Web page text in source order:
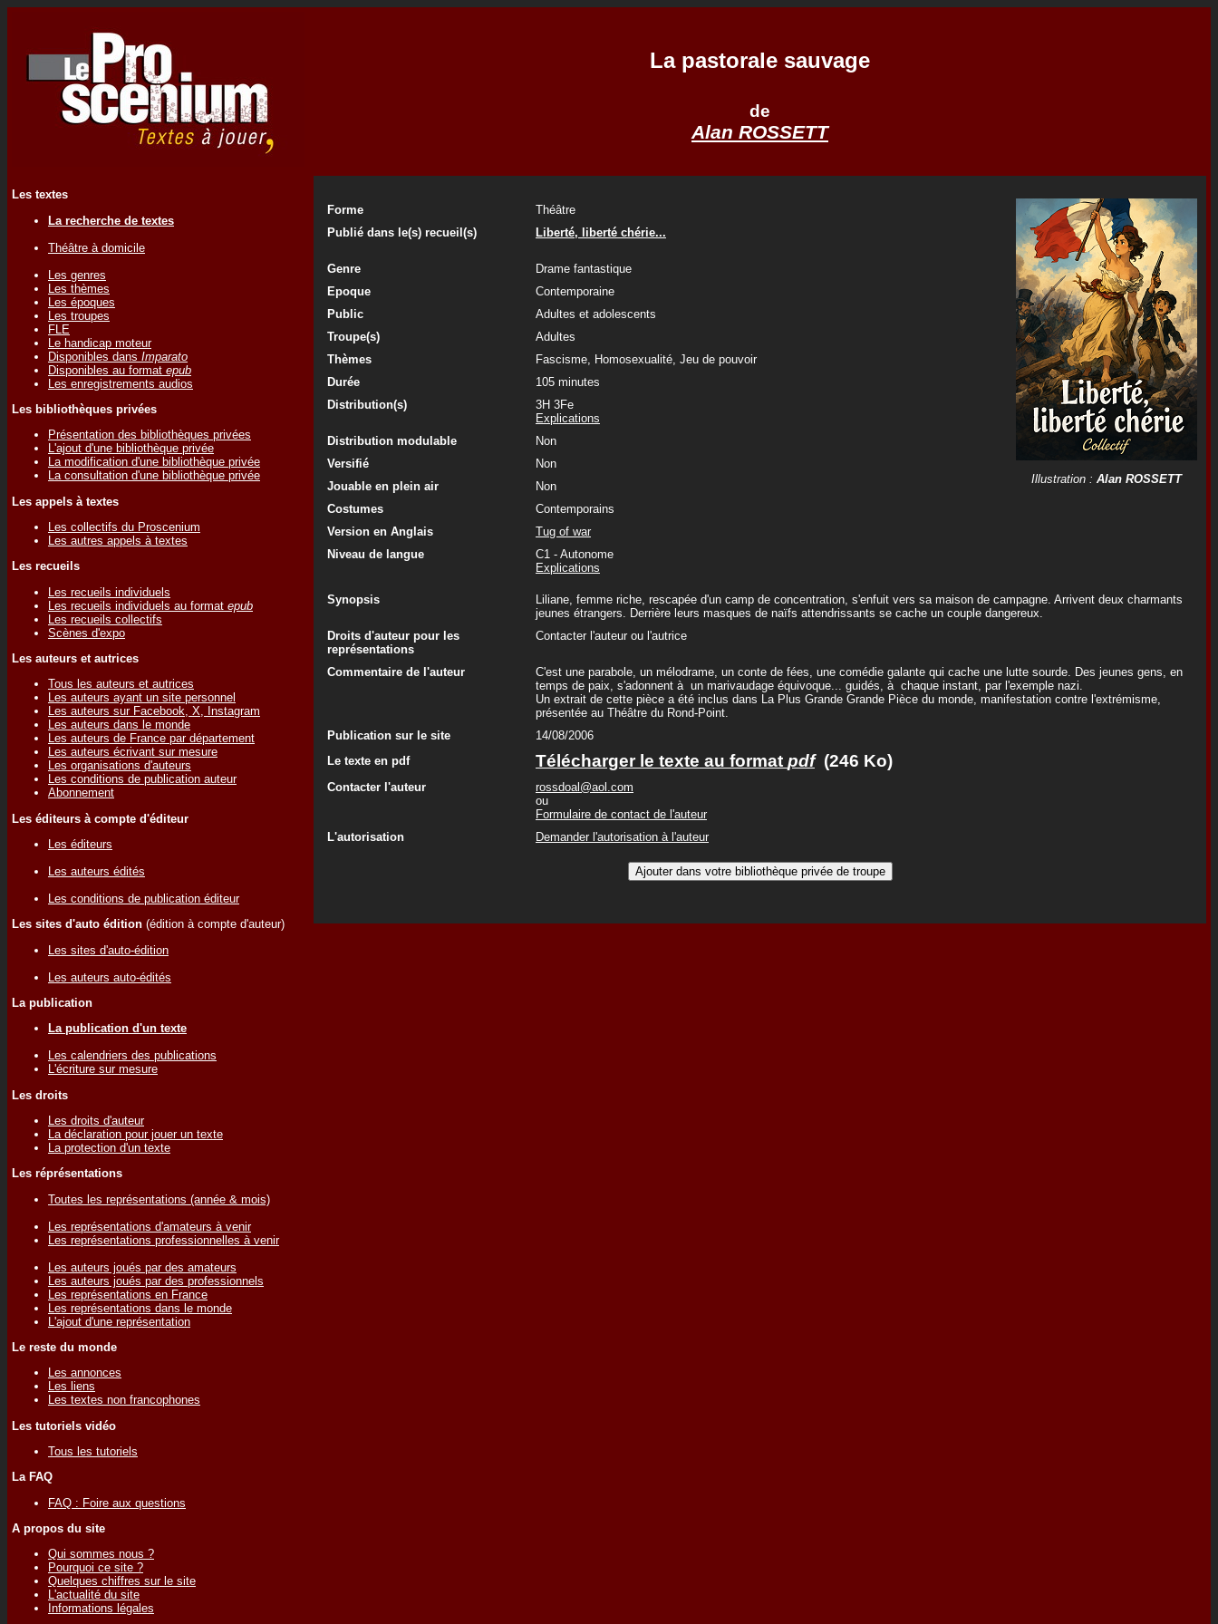
La pastorale sauvage
de
Alan ROSSETT
Les textes
La recherche de textes
Théâtre à domicile
Les genres
Les thèmes
Les époques
Les troupes
FLE
Le handicap moteur
Disponibles dans Imparato
Disponibles au format epub
Les enregistrements audios
Les bibliothèques privées
Présentation des bibliothèques privées
L'ajout d'une bibliothèque privée
La modification d'une bibliothèque privée
La consultation d'une bibliothèque privée
Les appels à textes
Les collectifs du Proscenium
Les autres appels à textes
Les recueils
Les recueils individuels
Les recueils individuels au format epub
Les recueils collectifs
Scènes d'expo
Les auteurs et autrices
Tous les auteurs et autrices
Les auteurs ayant un site personnel
Les auteurs sur Facebook, X, Instagram
Les auteurs dans le monde
Les auteurs de France par département
Les auteurs écrivant sur mesure
Les organisations d'auteurs
Les conditions de publication auteur
Abonnement
Les éditeurs à compte d'éditeur
Les éditeurs
Les auteurs édités
Les conditions de publication éditeur
Les sites d'auto édition (édition à compte d'auteur)
Les sites d'auto-édition
Les auteurs auto-édités
La publication
La publication d'un texte
Les calendriers des publications
L'écriture sur mesure
Les droits
Les droits d'auteur
La déclaration pour jouer un texte
La protection d'un texte
Les réprésentations
Toutes les représentations (année & mois)
Les représentations d'amateurs à venir
Les représentations professionnelles à venir
Les auteurs joués par des amateurs
Les auteurs joués par des professionnels
Les représentations en France
Les représentations dans le monde
L'ajout d'une représentation
Le reste du monde
Les annonces
Les liens
Les textes non francophones
Les tutoriels vidéo
Tous les tutoriels
La FAQ
FAQ : Foire aux questions
A propos du site
Qui sommes nous ?
Pourquoi ce site ?
Quelques chiffres sur le site
L'actualité du site
Informations légales
Forme
Théâtre
Publié dans le(s) recueil(s)
Liberté, liberté chérie...
Genre
Drame fantastique
Epoque
Contemporaine
Public
Adultes et adolescents
Troupe(s)
Adultes
Thèmes
Fascisme, Homosexualité, Jeu de pouvoir
Durée
105 minutes
Distribution(s)
3H 3Fe
Explications
Distribution modulable
Non
Versifié
Non
Jouable en plein air
Non
Costumes
Contemporains
Version en Anglais
Tug of war
Niveau de langue
C1 - Autonome
Explications
Illustration : Alan ROSSETT
Synopsis
Liliane, femme riche, rescapée d'un camp de concentration, s'enfuit vers sa maison de campagne. Arrivent deux charmants
jeunes étrangers. Derrière leurs masques de naïfs attendrissants se cache un couple dangereux.
Droits d'auteur pour les
représentations
Contacter l'auteur ou l'autrice
Commentaire de l'auteur
C'est une parabole, un mélodrame, un conte de fées, une comédie galante qui cache une lutte sourde. Des jeunes gens, en
temps de paix, s'adonnent à un marivaudage équivoque... guidés, à chaque instant, par l'exemple nazi.
Un extrait de cette pièce a été inclus dans La Plus Grande Grande Pièce du monde, manifestation contre l'extrémisme,
présentée au Théâtre du Rond-Point.
Publication sur le site
14/08/2006
Le texte en pdf
Télécharger le texte au format pdf(246 Ko)
Contacter l'auteur
rossdoal@aol.com
ou
Formulaire de contact de l'auteur
L'autorisation
Demander l'autorisation à l'auteur